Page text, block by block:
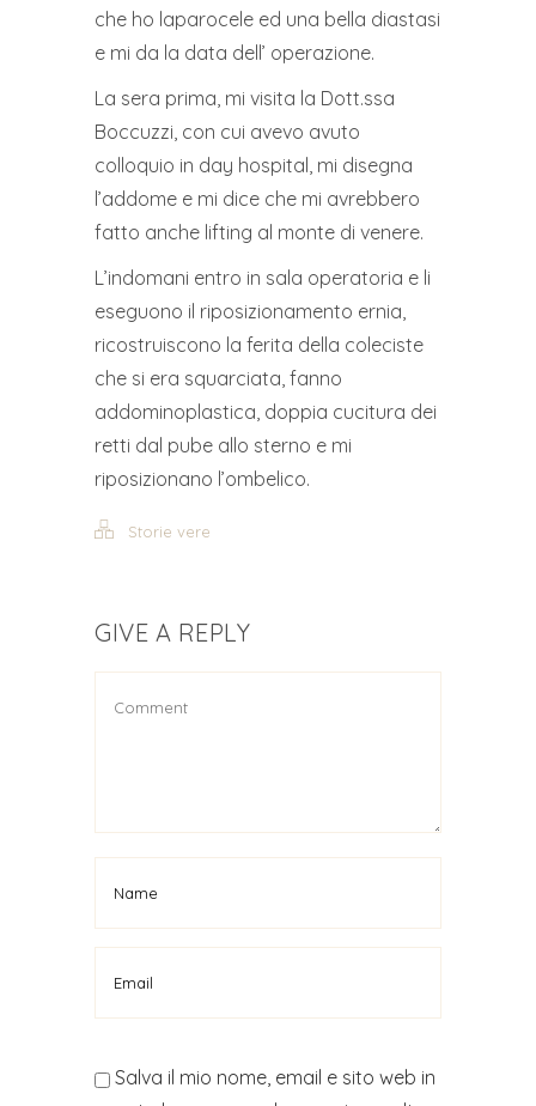
che ho laparocele ed una bella diastasi
e mi da la data dell’ operazione.
La sera prima, mi visita la Dott.ssa
Boccuzzi, con cui avevo avuto
colloquio in day hospital, mi disegna
l’addome e mi dice che mi avrebbero
fatto anche lifting al monte di venere.
L’indomani entro in sala operatoria e li
eseguono il riposizionamento ernia,
ricostruiscono la ferita della coleciste
che si era squarciata, fanno
addominoplastica, doppia cucitura dei
retti dal pube allo sterno e mi
riposizionano l’ombelico.
Storie vere
GIVE A REPLY
Salva il mio nome, email e sito web in